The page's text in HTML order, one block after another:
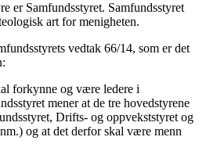
er Samfundsstyret. Samfundsstyret
art for menigheten.
vedtak 66/14, som er det
forkynne og være ledere i
mener at de tre hovedstyrene
Drifts- og oppvekststyret og
og at det derfor skal være menn